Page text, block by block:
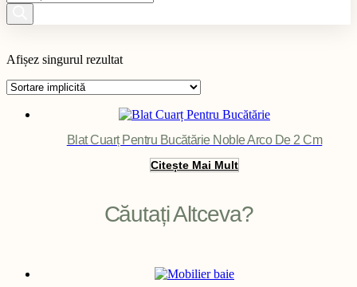
Aplicație produs
Exterior / Interior produs
Afișez singurul rezultat
Blat Cuarț Pentru Bucătărie Noble Arco De 2 Cm
Citește Mai Mult
Căutați Altceva?